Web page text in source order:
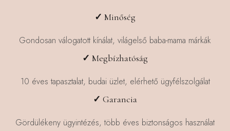
✓ Minőség
Gondosan válogatott kínálat, világelső baba-mama márkák
✓ Megbízhatóság
10 éves tapasztalat, budai üzlet, elérhető ügyfélszolgálat
✓ Garancia
Gördülékeny ügyintézés, több éves biztonságos használat